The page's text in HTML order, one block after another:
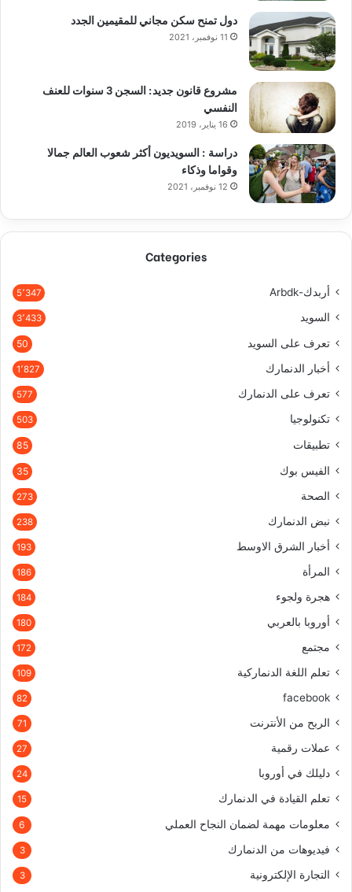
دول تمنح سكن مجاني للمقيمين الجدد
11 نوفمبر، 2021
مشروع قانون جديد: السجن 3 سنوات للعنف
النفسي
16 يناير، 2019
دراسة : السويديون أكثر شعوب العالم جمالا
وقواما وذكاء
12 نوفمبر، 2021
Categories
أربدك-Arbdk 5٬347
السويد 3٬433
تعرف على السويد 50
أخبار الدنمارك 1٬827
تعرف على الدنمارك 577
تكنولوجيا 503
تطبيقات 85
الفيس بوك 35
الصحة 273
نبض الدنمارك 238
أخبار الشرق الاوسط 193
المرأة 186
هجرة ولجوء 184
أوروبا بالعربي 180
مجتمع 172
تعلم اللغة الدنماركية 109
facebook
82
الربح من الأنترنت 71
عملات رقمية 27
دليلك في أوروبا 24
تعلم القيادة في الدنمارك 15
معلومات مهمة لضمان النجاح العملي 6
فيديوهات من الدنمارك 3
التجارة الإلكترونية 3